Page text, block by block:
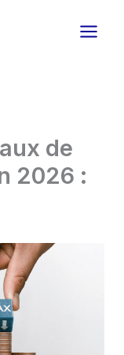
de
2026 :